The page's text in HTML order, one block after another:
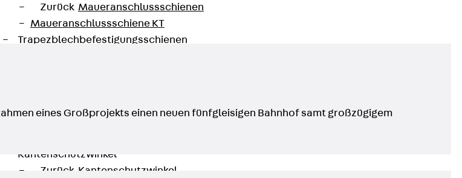
Zurück Maueranschlussschienen
Maueranschlussschiene KT
Trapezblechbefestigungsschienen
Gerüstschuhe JG
Kantenschutzwinkel
Zurück Kantenschutzwinkel
eines Großprojekts einen neuen fünfgleisigen Bahnhof samt großzügigem